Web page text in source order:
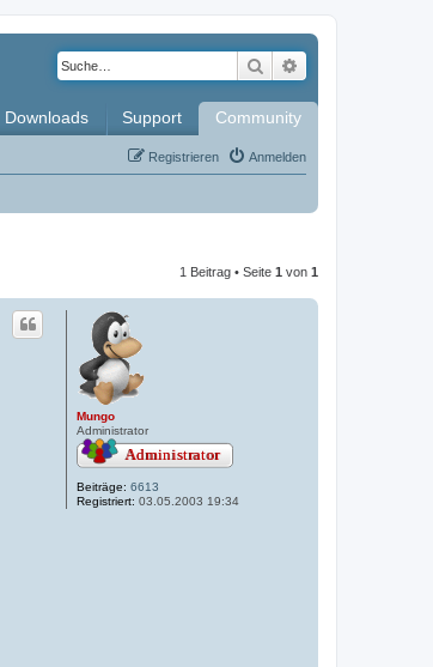
Suche
Downloads Support Community
Anmelden
Registrieren
1 Beitrag • Seite 1 von 1
Mungo
Administrator
Beiträge: 6613
Registriert: 03.05.2003 19:34